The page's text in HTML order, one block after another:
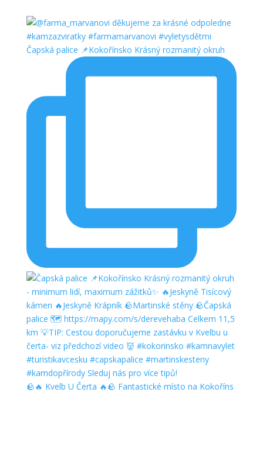
Čapská palice 📌Kokořínsko Krásný rozmanitý okruh
🪨🔥 Kvelb U Čerta 🔥🪨 Fantastické místo na Kokoříns